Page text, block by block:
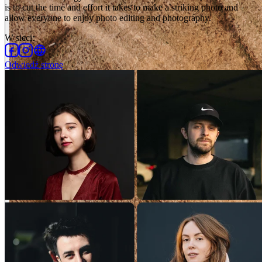
is to cut the time and effort it takes to make a striking photo and
allow everyone to enjoy photo editing and photography.
W sieci:
Odwiedź stronę